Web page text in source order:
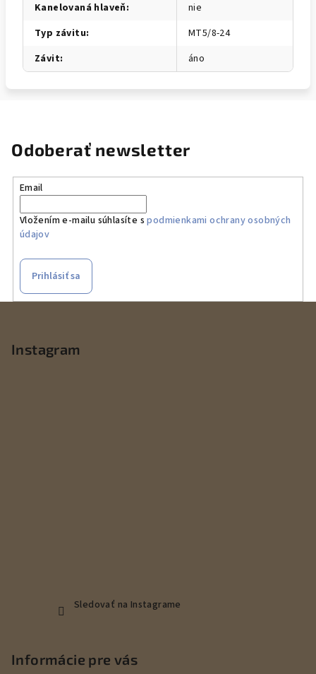
Kanelovaná hlaveň:
nie
Typ závitu:
MT5/8-24
Závit: áno
Odoberať newsletter
Email
Vložením e-mailu súhlasíte spodmienkami ochrany osobných
údajov
Prihlásiť sa
Instagram
Sledovať na Instagrame
Informácie pre vás